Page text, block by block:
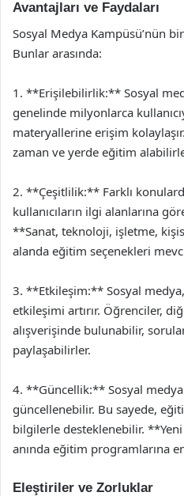
Avantajları ve Faydaları
Sosyal Medya Kampüsü’nün
Bunlar arasında:
1. **Erişilebilirlik:** Sosyal
genelinde milyonlarca
materyallerine erişim
zaman ve yerde eğitim
2. **Çeşitlilik:** Farklı
kullanıcıların ilgi alanlarına
**Sanat, teknoloji, işletme,
alanda eğitim seçenekleri
3. **Etkileşim:** Sosyal medya,
etkileşimi artırır. Öğrenciler,
alışverişinde bulunabilir,
paylaşabilirler.
4. **Güncellik:** Sosyal
güncellenebilir. Bu sayede,
bilgilerle desteklenebilir.
anında eğitim programlarına
Eleştiriler ve Zorluklar